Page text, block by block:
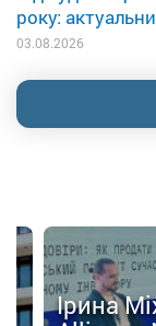
року:
03.08.2026
Ірина